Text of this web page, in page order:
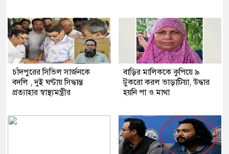
চাঁদপুরের সিভিল সার্জনকে
বদলি , দুই ঘণ্টায় সিদ্ধান্ত
প্রত্যাহার স্বাস্থ্যমন্ত্রীর
বাড়ির মালিককে কুপিয়ে ৯
টুকরো করল ভাড়াটিয়া, উদ্ধার
হয়নি পা ও মাথা